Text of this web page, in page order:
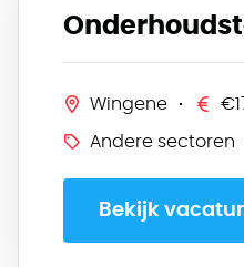
Wingene
Andere sectoren
Bekijk